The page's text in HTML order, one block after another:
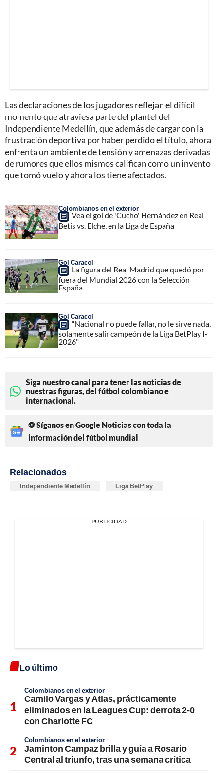
Las declaraciones de los jugadores reflejan el difícil
momento que atraviesa parte del plantel del
Independiente Medellín, que además de cargar con la
frustración deportiva por haber perdido el título, ahora
enfrenta un ambiente de tensión y amenazas derivadas
de rumores que ellos mismos califican como un invento
que tomó vuelo y ahora los tiene afectados.
Colombianos en el exterior
Vea el gol de 'Cucho' Hernández en Real
Betis vs. Elche, en la Liga de España
Gol Caracol
La figura del Real Madrid que quedó por
fuera del Mundial 2026 con la Selección
España
Gol Caracol
"Nacional no puede fallar, no le sirve nada,
solamente salir campeón de la Liga BetPlay I-
2026"
Siga nuestro canal para tener las noticias de
nuestras figuras, del fútbol colombiano e
internacional.
⚽ Síganos en Google Noticias con toda la
información del fútbol mundial
Relacionados
Independiente Medellín Liga BetPlay
PUBLICIDAD
Lo último
Colombianos en el exterior
Camilo Vargas y Atlas, prácticamente
eliminados en la Leagues Cup: derrota 2-0
con Charlotte FC
Colombianos en el exterior
Jaminton Campaz brilla y guía a Rosario
Central al triunfo, tras una semana crítica